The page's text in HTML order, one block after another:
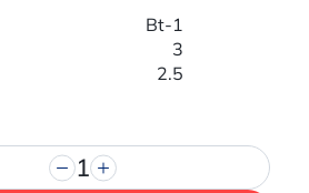
Bt-1
3
2.5
1